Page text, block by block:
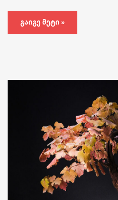
ᲒᲐᲘᲒᲔ ᲛᲔᲢᲘ »